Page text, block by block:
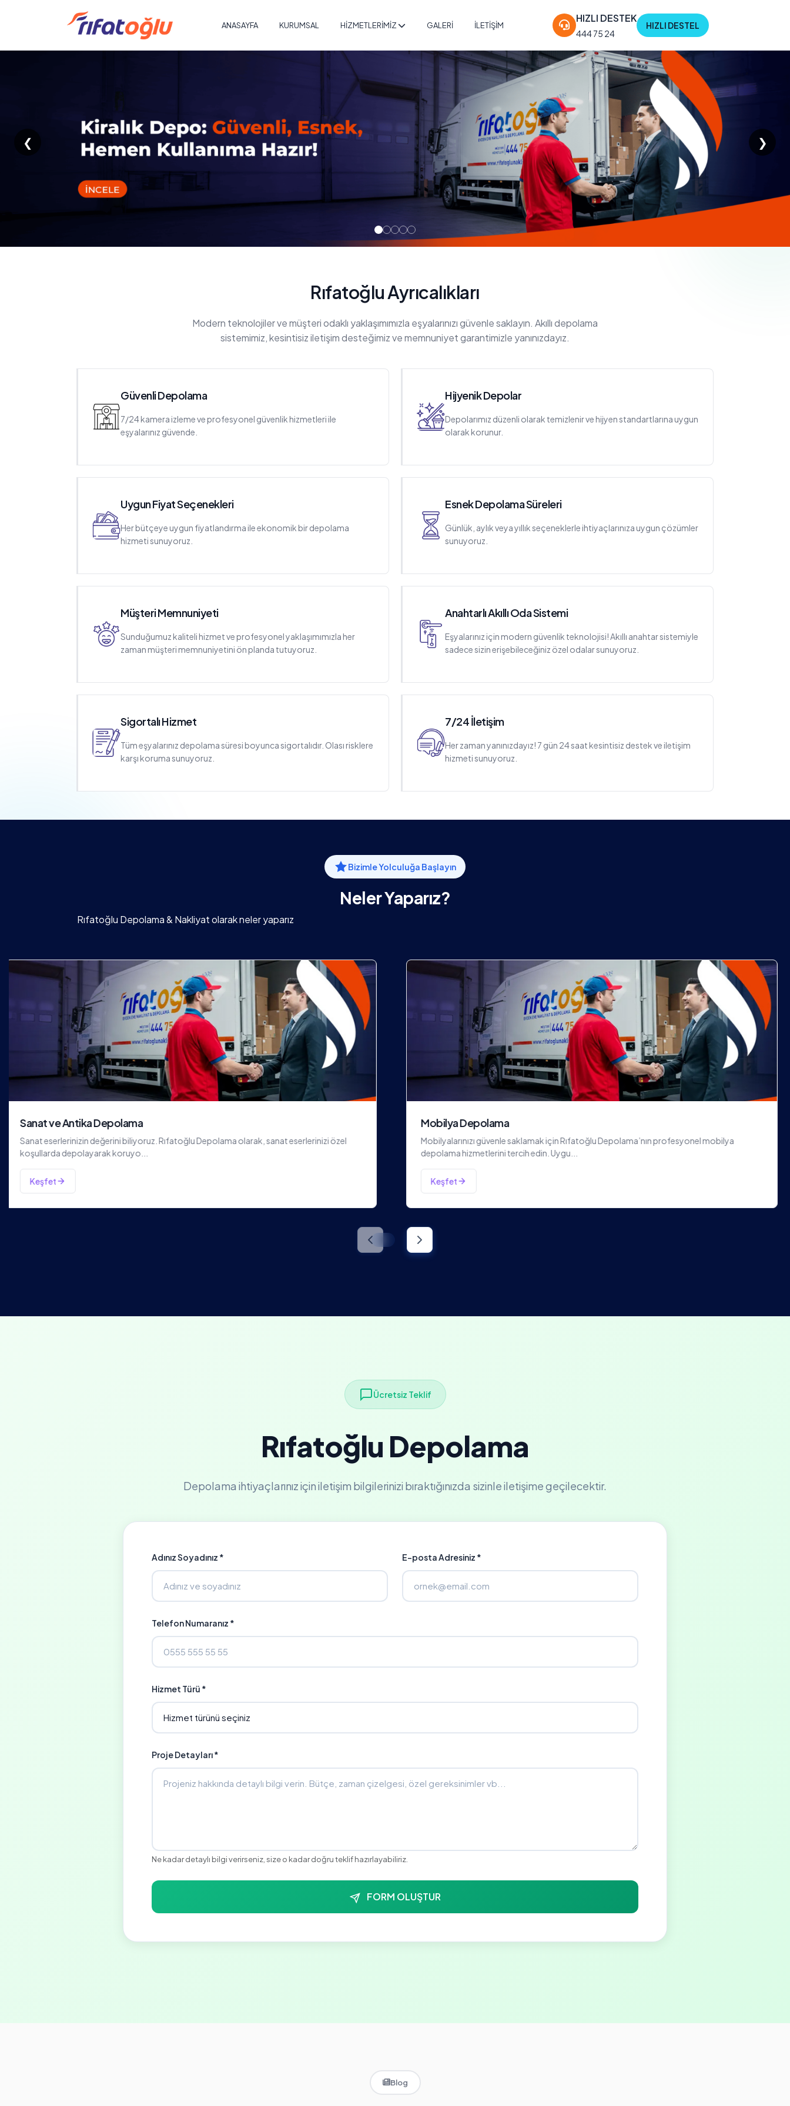
ANASAYFA KURUMSAL HİZMETLERİMİZ GALERİ İLETİŞİM
HIZLI DESTEK
444 75 24
HIZLI DESTEL
❮ ❯
Rıfatoğlu Ayrıcalıkları
Modern teknolojiler ve müşteri odaklı yaklaşımımızla eşyalarınızı güvenle saklayın. Akıllı depolama
sistemimiz, kesintisiz iletişim desteğimiz ve memnuniyet garantimizle yanınızdayız.
Güvenli Depolama
7/24 kamera izleme ve profesyonel güvenlik hizmetleri ile
eşyalarınız güvende.
Hijyenik Depolar
Depolarımız düzenli olarak temizlenir ve hijyen standartlarına uygun
olarak korunur.
Uygun Fiyat Seçenekleri
Her bütçeye uygun fiyatlandırma ile ekonomik bir depolama
hizmeti sunuyoruz.
Esnek Depolama Süreleri
Günlük, aylık veya yıllık seçeneklerle ihtiyaçlarınıza uygun çözümler
sunuyoruz.
Müşteri Memnuniyeti
Sunduğumuz kaliteli hizmet ve profesyonel yaklaşımımızla her
zaman müşteri memnuniyetini ön planda tutuyoruz.
Anahtarlı Akıllı Oda Sistemi
Eşyalarınız için modern güvenlik teknolojisi! Akıllı anahtar sistemiyle
sadece sizin erişebileceğiniz özel odalar sunuyoruz.
Sigortalı Hizmet
Tüm eşyalarınız depolama süresi boyunca sigortalıdır. Olası risklere
karşı koruma sunuyoruz.
7/24 İletişim
Her zaman yanınızdayız! 7 gün 24 saat kesintisiz destek ve iletişim
hizmeti sunuyoruz.
Bizimle Yolculuğa Başlayın
Neler Yaparız?
Rıfatoğlu Depolama & Nakliyat olarak neler yaparız
Mobilya Depolama
Mobilyalarınızı güvenle saklamak için Rıfatoğlu Depolama’nın profesyonel mobilya
depolama hizmetlerini tercih edin. Uygu...
Keşfet
Ofis Arşiv Depolama
Ofis arşivlerinizi güvenle depolamak mı istiyorsunuz? Rıfatoğlu Depolama, ofis arşiv
depolama ihtiyaçlarınız için güvenl...
Keşfet
Ücretsiz Teklif
Rıfatoğlu Depolama
Depolama ihtiyaçlarınız için iletişim bilgilerinizi bıraktığınızda sizinle iletişime geçilecektir.
Adınız Soyadınız * E-posta Adresiniz *
Telefon Numaranız *
Hizmet Türü *
Proje Detayları *
Ne kadar detaylı bilgi verirseniz, size o kadar doğru teklif hazırlayabiliriz.
FORM OLUŞTUR
Blog